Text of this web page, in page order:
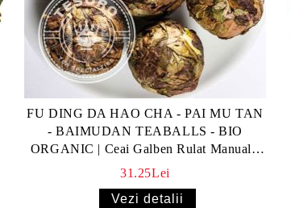
FU DING DA HAO CHA - PAI MU TAN
- BAIMUDAN TEABALLS - BIO
ORGANIC | Ceai Galben Rulat Manual -
Maturat Natural
31.25Lei
Vezi detalii